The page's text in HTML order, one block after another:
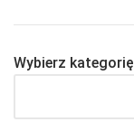
Wybierz kategorię